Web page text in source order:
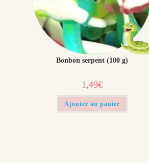
Bonbon serpent (100 g)
1,49€
Ajouter au panier